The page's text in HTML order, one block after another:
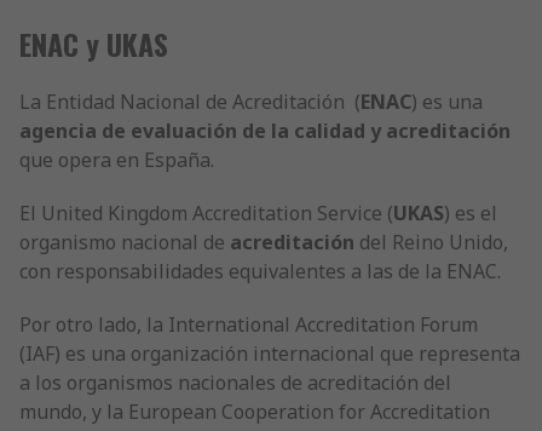
ENAC y UKAS
La Entidad Nacional de Acreditación (ENAC) es una
agencia de evaluación de la calidad y acreditación
que opera en España.
El United Kingdom Accreditation Service (UKAS) es el
organismo nacional de acreditación del Reino Unido,
con responsabilidades equivalentes a las de la ENAC.
Por otro lado, la International Accreditation Forum
(IAF) es una organización internacional que representa
a los organismos nacionales de acreditación del
mundo, y la European Cooperation for Accreditation